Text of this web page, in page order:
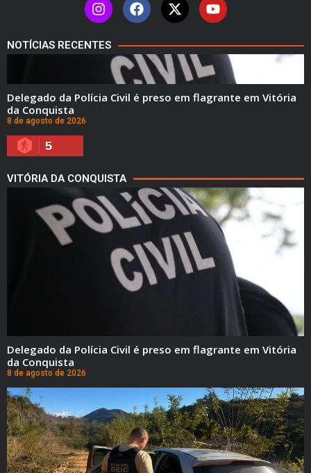
NOTÍCIAS RECENTES
Delegado da Polícia Civil é preso em flagrante em Vitória
da Conquista
8 de agosto de 2026
5
VITÓRIA DA CONQUISTA
Delegado da Polícia Civil é preso em flagrante em Vitória
da Conquista
8 de agosto de 2026